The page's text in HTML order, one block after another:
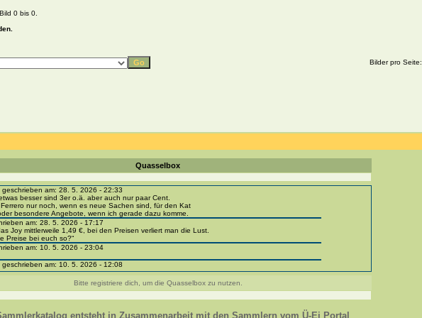
0 bis 0.
Bilder pro Seite:
Quasselbox
geschrieben am: 28. 5. 2026 - 22:33
besser sind 3er o.ä. aber auch nur paar Cent.
nur noch, wenn es neue Sachen sind, für den Kat
besondere Angebote, wenn ich gerade dazu komme.
am: 28. 5. 2026 - 17:17
Joy mittlerweile 1,49 €, bei den Preisen verliert man die Lust.
Preise bei euch so?“
am: 10. 5. 2026 - 23:04
geschrieben am: 10. 5. 2026 - 12:08
portal-sammlerkatalog.de/categories.php?cat_id=1043
- BPZ obere Reihe
zur Strafe die nächsten 3 Monate keine Ü-Eier bekommen ;))
310, 318 und 326 habe ich keine BPZ
Bitte registriere dich, um die Quasselbox zu nutzen.
entsteht in Zusammenarbeit mit den Sammlern vom Ü-Ei Portal